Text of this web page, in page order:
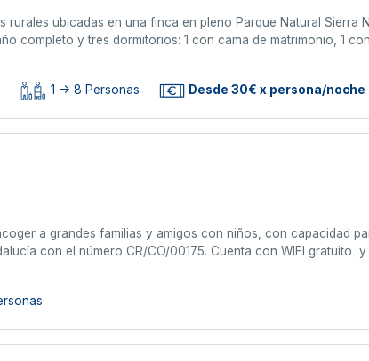
rurales ubicadas en una finca en pleno Parque Natural Sierra
completo y tres dormitorios: 1 con cama de matrimonio, 1
1 -> 8 Personas Desde 30€ x persona/noche
a grandes familias y amigos con niños, con capacidad
con el número CR/CO/00175. Cuenta con WIFI gratuito